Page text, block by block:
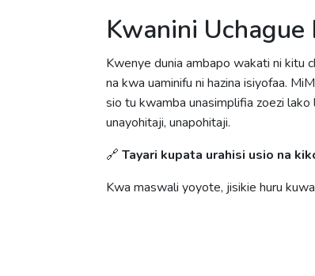
Kwanini Uchague
Kwenye dunia ambapo wakati ni kitu
na kwa uaminifu ni hazina isiyofaa.
sio tu kwamba unasimplifia zoezi lako
unayohitaji, unapohitaji.
🔗 Tayari kupata urahisi usio na
Kwa maswali yoyote, jisikie huru